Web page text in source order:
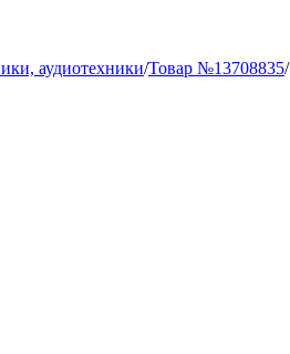
аудиотехники/Товар №13708835/